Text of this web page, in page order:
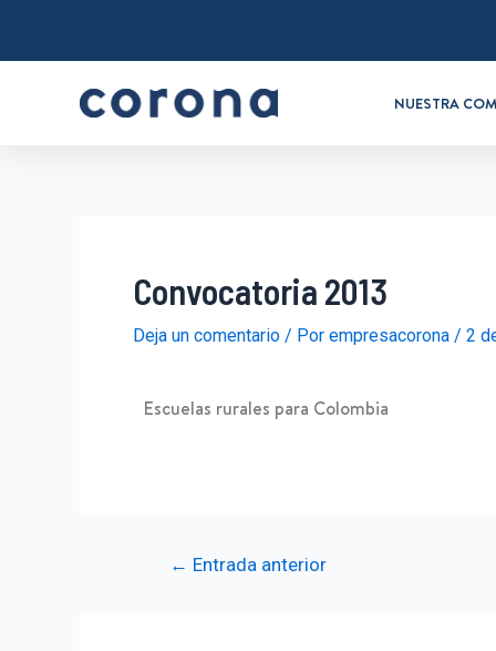
NUESTRA
Convocatoria 2013
Deja un comentario / Por empresacorona / 2
Escuelas rurales para Colombia
← Entrada anterior